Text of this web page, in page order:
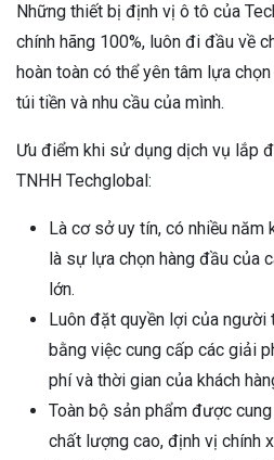
Những thiết bị định vị ô tô của
chính hãng 100%, luôn đi đầu về
hoàn toàn có thể yên tâm lựa
túi tiền và nhu cầu của mình.
Ưu điểm khi sử dụng dịch vụ lắp
TNHH Techglobal:
Là cơ sở uy tín, có nhiều năm
là sự lựa chọn hàng đầu của
lớn.
Luôn đặt quyền lợi của người
bằng việc cung cấp các giải
phí và thời gian của khách
Toàn bộ sản phẩm được
chất lượng cao, định vị chính